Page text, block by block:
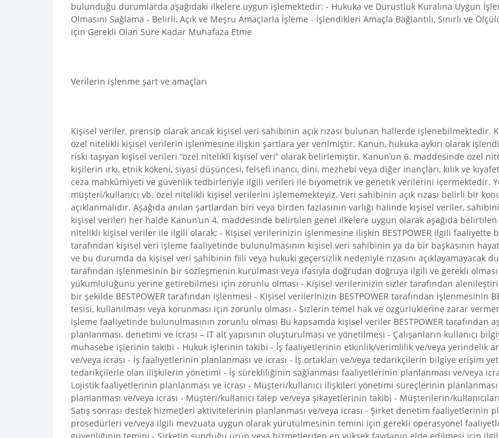
bulunduğu durumlarda aşağıdaki ilkelere uygun işlemektedir: - Hukuka ve Dürüstlük Kuralına Uygun
Olmasını Sağlama - Belirli, Açık ve Meşru Amaçlarla İşleme - İşlendikleri Amaçla Bağlantılı, Sınırlı ve
için Gerekli Olan Süre Kadar Muhafaza Etme
Verilerin işlenme şart ve amaçları
Kişisel veriler, prensip olarak ancak kişisel veri sahibinin açık rızası bulunan hallerde işlenebilmektedir.
özel nitelikli kişisel verilerin işlenmesine ilişkin şartlara yer verilmiştir. Kanun, hukuka aykırı olarak
riski taşıyan kişisel verileri “özel nitelikli kişisel veri” olarak belirlemiştir. Kanun’un 6. maddesinde özel
kişilerin ırkı, etnik kökeni, siyasi düşüncesi, felsefi inancı, dini, mezhebi veya diğer inançları, kılık ve
ceza mahkûmiyeti ve güvenlik tedbirleriyle ilgili verileri ile biyometrik ve genetik verilerini içermektedir.
müşteri/kullanıcı vb. özel nitelikli kişisel verilerini işlememekteyiz. Veri sahibinin açık rızası belirli bir
açıklanmalıdır. Aşağıda anılan şartlardan biri veya birden fazlasının varlığı halinde kişisel veriler,
kişisel verileri her halde Kanun’un 4. maddesinde belirtilen genel ilkelere uygun olarak aşağıda
nitelikli kişisel veriler ile ilgili olarak; - Kişisel verilerinizin işlenmesine ilişkin BESTPOWER ilgili faaliyette
tarafından kişisel veri işleme faaliyetinde bulunulmasının kişisel veri sahibinin ya da bir başkasının
ve bu durumda da kişisel veri sahibinin fiili veya hukuki geçersizlik nedeniyle rızasını açıklayamayacak
tarafından işlenmesinin bir sözleşmenin kurulması veya ifasıyla doğrudan doğruya ilgili ve gerekli
yükümlülüğünü yerine getirebilmesi için zorunlu olması - Kişisel verilerinizin sizler tarafından
bir şekilde BESTPOWER tarafından işlenmesi - Kişisel verilerinizin BESTPOWER tarafından işlenmesinin
tesisi, kullanılması veya korunması için zorunlu olması - Sizlerin temel hak ve özgürlüklerine zarar
işleme faaliyetinde bulunulmasının zorunlu olması Bu kapsamda kişisel veriler BESTPOWER
planlanması, denetimi ve icrası – IT alt yapısının oluşturulması ve yönetilmesi - Çalışanların kullanıcı
muhasebe işlerinin takibi - Hukuk işlerinin takibi - İş faaliyetlerinin etkinlik/verimlilik ve/veya yerindelik
ve/veya icrası - İş faaliyetlerinin planlanması ve icrası - İş ortakları ve/veya tedarikçilerin bilgiye erişim
tedarikçilerle olan ilişkilerin yönetimi - İş sürekliliğinin sağlanması faaliyetlerinin planlanması ve/veya
Lojistik faaliyetlerinin planlanması ve icrası - Müşteri/kullanıcı ilişkileri yönetimi süreçlerinin
planlanması ve/veya icrası - Müşteri/kullanıcı talep ve/veya şikayetlerinin takibi - Müşterilerin/
Satış sonrası destek hizmetleri aktivitelerinin planlanması ve/veya icrası - Şirket denetim faaliyetlerinin
prosedürleri ve/veya ilgili mevzuata uygun olarak yürütülmesinin temini için gerekli operasyonel